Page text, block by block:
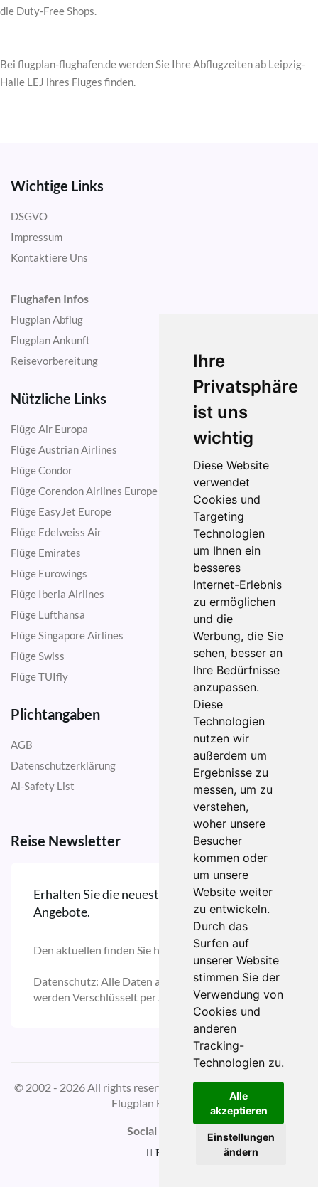
Ihre
Privatsphäre
ist uns
wichtig
Diese Website
verwendet
Cookies und
Targeting
Technologien
um Ihnen ein
besseres
Internet-Erlebnis
zu ermöglichen
und die
Werbung, die Sie
sehen, besser an
Ihre Bedürfnisse
anzupassen.
Diese
Technologien
nutzen wir
außerdem um
Ergebnisse zu
messen, um zu
verstehen,
woher unsere
Besucher
kommen oder
um unsere
Website weiter
zu entwickeln.
Durch das
Surfen auf
unserer Website
stimmen Sie der
Verwendung von
Cookies und
anderen
Tracking-
Technologien zu.
Alle
akzeptieren
Einstellungen
ändern
die Duty-Free Shops.
Bei flugplan-flughafen.de werden Sie Ihre Abflugzeiten ab Leipzig-
Halle LEJ ihres Fluges finden.
Wichtige Links
DSGVO
Impressum
Kontaktiere Uns
Flughafen Infos
Flugplan Abflug
Flugplan Ankunft
Reisevorbereitung
Nützliche Links
Flüge Air Europa
Flüge Austrian Airlines
Flüge Condor
Flüge Corendon Airlines Europe
Flüge EasyJet Europe
Flüge Edelweiss Air
Flüge Emirates
Flüge Eurowings
Flüge Iberia Airlines
Flüge Lufthansa
Flüge Singapore Airlines
Flüge Swiss
Flüge TUIfly
Plichtangaben
AGB
Datenschutzerklärung
Ai-Safety List
Reise Newsletter
Erhalten Sie die neuesten Reise Updates und
Angebote.
Den aktuellen finden Sie hier:
Datenschutz: Alle Daten auf unserer Domain
werden Verschlüsselt per SSL versendet.
© 2002 - 2026 All rights reserved | Design byW3layouts
Flugplan Flughafen.
Social Media
FB